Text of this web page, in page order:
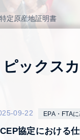
定原産地証明書
ックス
09-22 EPA・FTA
協定における